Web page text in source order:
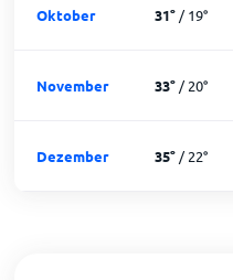
Oktober 31°/19°
November 33°/20°
Dezember 35°/22°